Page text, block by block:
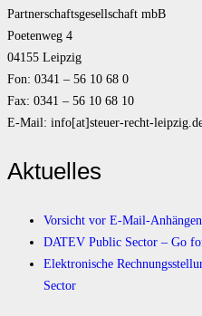
Partnerschaftsgesellschaft mbB
Poetenweg 4
04155 Leipzig
Fon: 0341 – 56 10 68 0
Fax: 0341 – 56 10 68 10
E-Mail: info[at]steuer-recht-
Aktuelles
Vorsicht vor E-Mail-Anhängen
DATEV Public Sector – Go
Elektronische
Sector